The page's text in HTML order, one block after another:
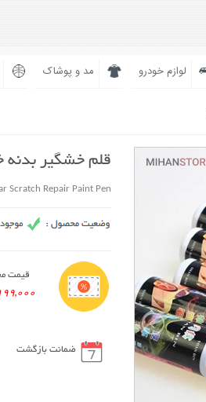
لوازم خودرو مد و پوشاک
قلم خشگیر بدنه
Scratch Repair Paint Pen
قیمت
199,000
ضمانت بازگشت